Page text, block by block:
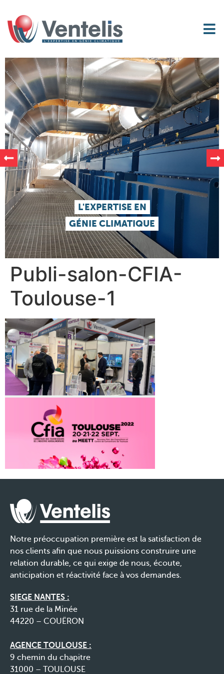
L'EXPERTISE EN
GÉNIE CLIMATIQUE
Publi-salon-CFIA-
Toulouse-1
Notre préoccupation première est la satisfaction de
nos clients afin que nous puissions construire une
relation durable, ce qui exige de nous, écoute,
anticipation et réactivité face à vos demandes.
SIEGE NANTES :
31 rue de la Minée
44220 – COUËRON
AGENCE TOULOUSE :
9 chemin du chapitre
31000 – TOULOUSE